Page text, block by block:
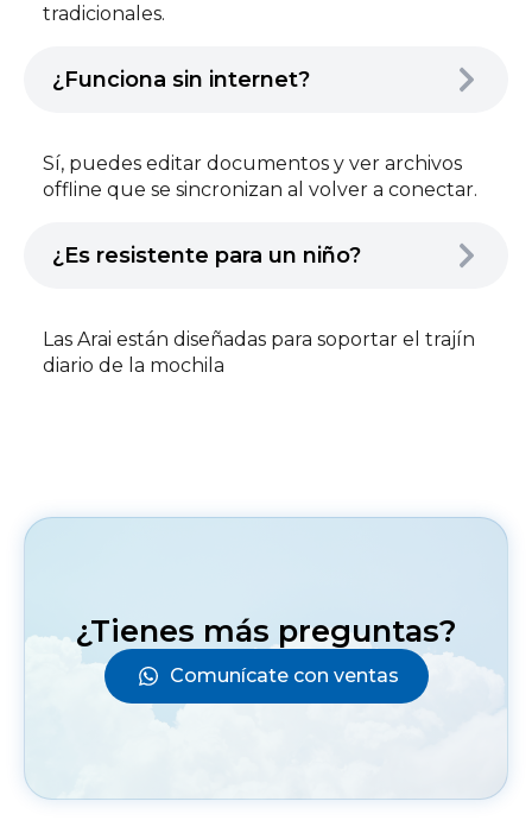
tradicionales.
¿Funciona sin internet?
Sí, puedes editar documentos y ver archivos
offline que se sincronizan al volver a conectar.
¿Es resistente para un niño?
Las Arai están diseñadas para soportar el trajín
diario de la mochila
¿Tienes más preguntas?
Comunícate con ventas